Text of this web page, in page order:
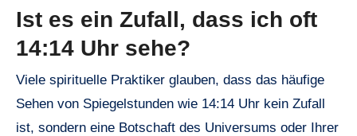
Ist es ein Zufall, dass ich oft
14:14 Uhr sehe?
Viele spirituelle Praktiker glauben, dass das häufige
Sehen von Spiegelstunden wie 14:14 Uhr kein Zufall
ist, sondern eine Botschaft des Universums oder Ihrer